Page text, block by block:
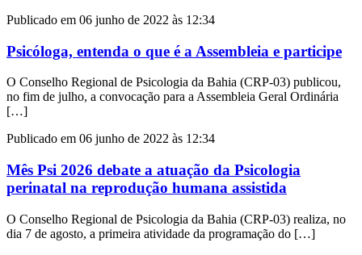
Publicado em 06 junho de 2022 às 12:34
Psicóloga, entenda o que é a Assembleia e participe
O Conselho Regional de Psicologia da Bahia (CRP-03) publicou,
no fim de julho, a convocação para a Assembleia Geral Ordinária
[…]
Publicado em 06 junho de 2022 às 12:34
Mês Psi 2026 debate a atuação da Psicologia
perinatal na reprodução humana assistida
O Conselho Regional de Psicologia da Bahia (CRP-03) realiza, no
dia 7 de agosto, a primeira atividade da programação do […]